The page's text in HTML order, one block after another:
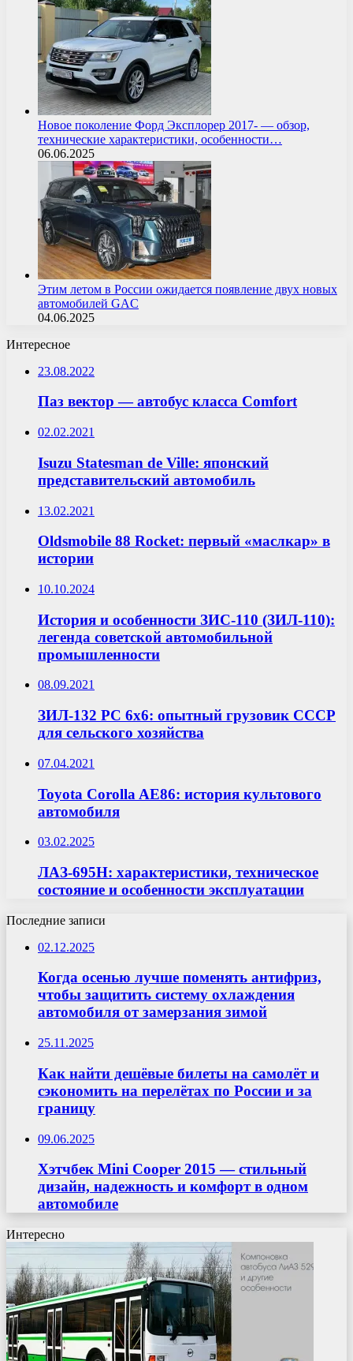
Новое поколение Форд Эксплорер 2017- — обзор,
технические характеристики, особенности…
06.06.2025
Этим летом в России ожидается появление двух новых
автомобилей GAC
04.06.2025
Интересное
23.08.2022
Паз вектор — автобус класса Comfort
02.02.2021
Isuzu Statesman de Ville: японский
представительский автомобиль
13.02.2021
Oldsmobile 88 Rocket: первый «маслкар» в
истории
10.10.2024
История и особенности ЗИС-110 (ЗИЛ-110):
легенда советской автомобильной
промышленности
08.09.2021
ЗИЛ-132 РС 6х6: опытный грузовик СССР
для сельского хозяйства
07.04.2021
Toyota Corolla AE86: история культового
автомобиля
03.02.2025
ЛАЗ-695Н: характеристики, техническое
состояние и особенности эксплуатации
Последние записи
02.12.2025
Когда осенью лучше поменять антифриз,
чтобы защитить систему охлаждения
автомобиля от замерзания зимой
25.11.2025
Как найти дешёвые билеты на самолёт и
сэкономить на перелётах по России и за
границу
09.06.2025
Хэтчбек Mini Cooper 2015 — стильный
дизайн, надежность и комфорт в одном
автомобиле
Интересно